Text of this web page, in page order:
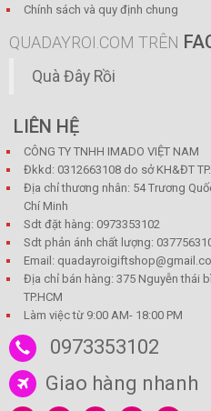
Chính sách và quy định chung
QUADAYROI.COM TRÊN
Quà Đây Rồi
LIÊN HỆ
CÔNG TY TNHH IMADO VIỆT NAM
Đkkd: 0312663108 do sở KH&ĐT
Địa chỉ thương nhân: 54 Trương
Chí Minh
Sdt đặt hàng: 0973353102
Sdt phản ánh chất lượng:
Email:
Địa chỉ bán hàng: 375 Nguyễn thái
TP.HCM
Làm việc từ 9:00 AM- 18:00 PM
0973353102
Giao hàng nhanh